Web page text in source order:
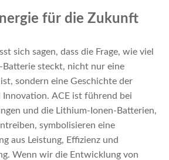
für die Zukunft
sich sagen, dass die Frage, wie viel
Batterie steckt, nicht nur eine
sondern eine Geschichte der
ACE ist führend bei
und die Lithium-Ionen-Batterien,
symbolisieren eine
aus Leistung, Effizienz und
Wenn wir die Entwicklung von